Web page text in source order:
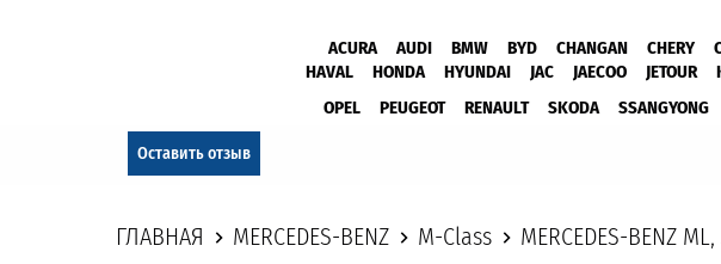
ACURA AUDI BMW BYD CHANGAN CHERY
HAVAL
HONDA HYUNDAI JAC JAECOO JETOUR
OPEL
PEUGEOT RENAULT SKODA SSANGYONG
Оставить отзыв
ГЛАВНАЯ MERCEDES-BENZ M-Class MERCEDES-BENZ